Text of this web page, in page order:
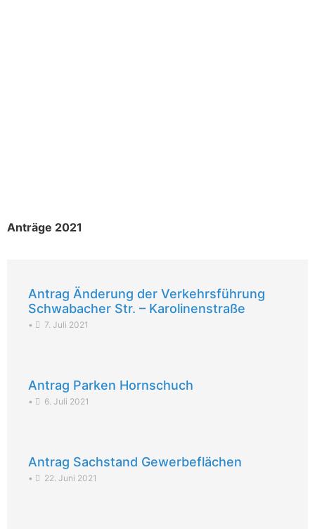
Anträge 2021
Antrag Änderung der Verkehrsführung
Schwabacher Str. – Karolinenstraße
• 7. Juli 2021
Antrag Parken Hornschuch
• 6. Juli 2021
Antrag Sachstand Gewerbeflächen
• 22. Juni 2021